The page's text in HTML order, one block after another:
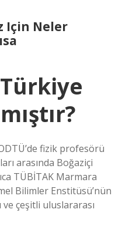
Için Neler
fizik profesörü
arasında Boğaziçi
TÜBİTAK Marmara
Bilimler Enstitüsü’nün
çeşitli uluslararası